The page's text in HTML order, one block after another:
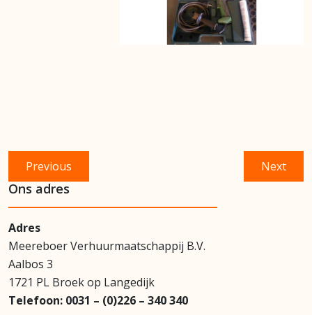
Bericht
navigatie
Previous
post:
NextNext
post:
Ons adres
Adres
Meereboer Verhuurmaatschappij B.V.
Aalbos 3
1721 PL Broek op Langedijk
Telefoon: 0031 – (0)226 – 340 340